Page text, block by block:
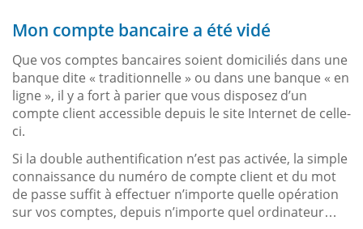
Mon compte bancaire a été vidé
Que vos comptes bancaires soient domiciliés dans une
banque dite « traditionnelle » ou dans une banque « en
ligne », il y a fort à parier que vous disposez d’un
compte client accessible depuis le site Internet de celle-
ci.
Si la double authentification n’est pas activée, la simple
connaissance du numéro de compte client et du mot
de passe suffit à effectuer n’importe quelle opération
sur vos comptes, depuis n’importe quel ordinateur…